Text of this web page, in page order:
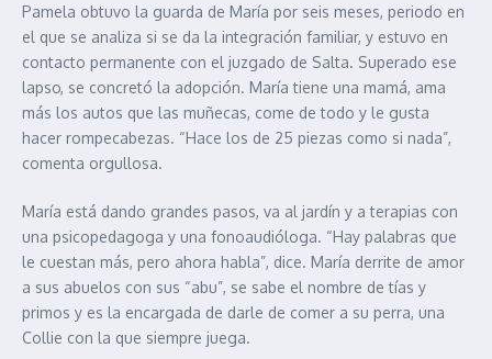
Pamela obtuvo la guarda de María por seis meses, periodo en
el que se analiza si se da la integración familiar, y estuvo en
contacto permanente con el juzgado de Salta. Superado ese
lapso, se concretó la adopción. María tiene una mamá, ama
más los autos que las muñecas, come de todo y le gusta
hacer rompecabezas. “Hace los de 25 piezas como si nada”,
comenta orgullosa.
María está dando grandes pasos, va al jardín y a terapias con
una psicopedagoga y una fonoaudióloga. “Hay palabras que
le cuestan más, pero ahora habla”, dice. María derrite de amor
a sus abuelos con sus “abu”, se sabe el nombre de tías y
primos y es la encargada de darle de comer a su perra, una
Collie con la que siempre juega.